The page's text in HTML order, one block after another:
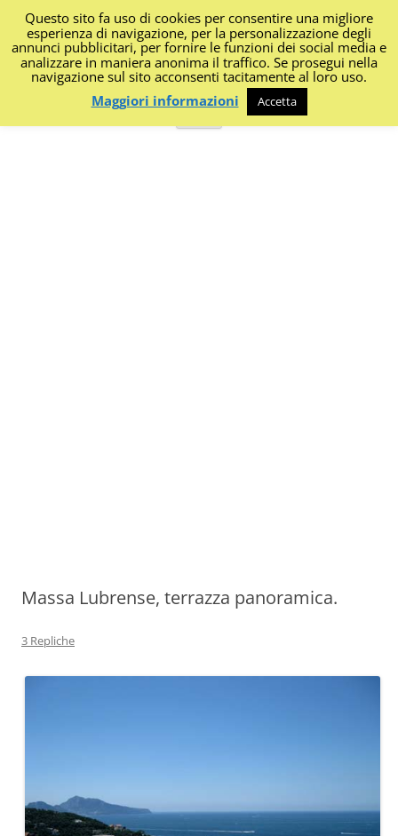
I Diari di Portanapoli
Impressioni, sapori, colori dalla regione
Vai
Massa Lubrense, terrazza panoramica.
3 Repliche
Questo sito fa uso di cookies per consentire una migliore
esperienza di navigazione, per la personalizzazione degli
annunci pubblicitari, per fornire le funzioni dei social media e
analizzare in maniera anonima il traffico. Se prosegui nella
navigazione sul sito acconsenti tacitamente al loro uso.
Maggiori informazioni
Accetta